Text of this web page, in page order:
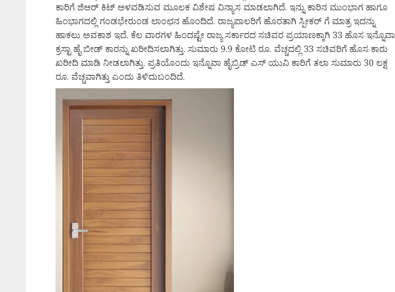
ಕಾರಿಗೆ ಜಿಆರ್ ಕಿಟ್ ಅಳವಡಿಸುವ ಮೂಲಕ ವಿಶೇಷ ವಿನ್ಯಾಸ ಮಾಡಲಾಗಿದೆ. ಇನ್ನು ಕಾರಿನ ಮುಂಭಾಗ ಹಾಗೂ
ಹಿಂಭಾಗದಲ್ಲಿ ಗಂಡಭೇರುಂಡ ಲಾಂಛನ ಹೊಂದಿದೆ. ರಾಜ್ಯಪಾಲರಿಗೆ ಹೊರತಾಗಿ ಸ್ಪೀಕರ್ ಗೆ ಮಾತ್ರ ಇದನ್ನು
ಹಾಕಲು ಅವಕಾಶ ಇದೆ. ಕೆಲ ವಾರಗಳ ಹಿಂದಷ್ಟೇ ರಾಜ್ಯ ಸರ್ಕಾರದ ಸಚಿವರ ಪ್ರಯಾಣಕ್ಕಾಗಿ 33 ಹೊಸ ಇನ್ನೊವಾ
ಕ್ರಸ್ಟಾ ಹೈ ಬೀಡ್ ಕಾರನ್ನು ಖರೀದಿಸಲಾಗಿತ್ತು. ಸುಮಾರು 9.9 ಕೋಟಿ ರೂ. ವೆಚ್ಚದಲ್ಲಿ 33 ಸಚಿವರಿಗೆ ಹೊಸ ಕಾರು
ಖರೀದಿ ಮಾಡಿ ನೀಡಲಾಗಿತ್ತು. ಪ್ರತಿಯೊಂದು ಇನ್ನೊವಾ ಹೈಬ್ರಿಡ್ ಎಸ್ ಯುವಿ ಕಾರಿಗೆ ತಲಾ ಸುಮಾರು 30 ಲಕ್ಷ
ರೂ. ವೆಚ್ಚವಾಗಿತ್ತು ಎಂದು ತಿಳಿದುಬಂದಿದೆ.